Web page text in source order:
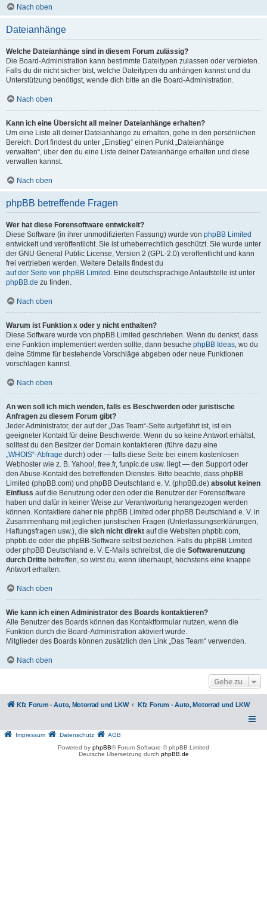
Nach oben
Dateianhänge
Welche Dateianhänge sind in diesem Forum zulässig?
Die Board-Administration kann bestimmte Dateitypen zulassen oder verbieten.
Falls du dir nicht sicher bist, welche Dateitypen du anhängen kannst und du
Unterstützung benötigst, wende dich bitte an die Board-Administration.
Nach oben
Kann ich eine Übersicht all meiner Dateianhänge erhalten?
Um eine Liste all deiner Dateianhänge zu erhalten, gehe in den persönlichen
Bereich. Dort findest du unter „Einstieg“ einen Punkt „Dateianhänge
verwalten“, über den du eine Liste deiner Dateianhänge erhalten und diese
verwalten kannst.
Nach oben
phpBB betreffende Fragen
Wer hat diese Forensoftware entwickelt?
Diese Software (in ihrer unmodifizierten Fassung) wurde von phpBB Limited
entwickelt und veröffentlicht. Sie ist urheberrechtlich geschützt. Sie wurde unter
der GNU General Public License, Version 2 (GPL-2.0) veröffentlicht und kann
frei vertrieben werden. Weitere Details findest du
auf der Seite von phpBB Limited . Eine deutschsprachige Anlaufstelle ist unter
phpBB.de zu finden.
Nach oben
Warum ist Funktion x oder y nicht enthalten?
Diese Software wurde von phpBB Limited geschrieben. Wenn du denkst, dass
eine Funktion implementiert werden sollte, dann besuche phpBB Ideas, wo du
deine Stimme für bestehende Vorschläge abgeben oder neue Funktionen
vorschlagen kannst.
Nach oben
An wen soll ich mich wenden, falls es Beschwerden oder juristische
Anfragen zu diesem Forum gibt?
Jeder Administrator, der auf der „Das Team“-Seite aufgeführt ist, ist ein
geeigneter Kontakt für deine Beschwerde. Wenn du so keine Antwort erhältst,
solltest du den Besitzer der Domain kontaktieren (führe dazu eine
„WHOIS“-Abfrage durch) oder — falls diese Seite bei einem kostenlosen
Webhoster wie z. B. Yahoo!, free.fr, funpic.de usw. liegt — den Support oder
den Abuse-Kontakt des betreffenden Dienstes. Bitte beachte, dass phpBB
Limited (phpBB.com) und phpBB Deutschland e. V. (phpBB.de) absolut keinen
Einfluss auf die Benutzung oder den oder die Benutzer der Forensoftware
haben und dafür in keiner Weise zur Verantwortung herangezogen werden
können. Kontaktiere daher nie phpBB Limited oder phpBB Deutschland e. V. in
Zusammenhang mit jeglichen juristischen Fragen (Unterlassungserklärungen,
Haftungsfragen usw.), die sich nicht direkt auf die Websiten phpbb.com,
phpbb.de oder die phpBB-Software selbst beziehen. Falls du phpBB Limited
oder phpBB Deutschland e. V. E-Mails schreibst, die die Softwarenutzung
durch Dritte betreffen, so wirst du, wenn überhaupt, höchstens eine knappe
Antwort erhalten.
Nach oben
Wie kann ich einen Administrator des Boards kontaktieren?
Alle Benutzer des Boards können das Kontaktformular nutzen, wenn die
Funktion durch die Board-Administration aktiviert wurde.
Mitglieder des Boards können zusätzlich den Link „Das Team“ verwenden.
Nach oben
Gehe zu
Kfz Forum - Auto, Motorrad und LKW Kfz Forum - Auto, Motorrad und LKW
Impressum Datenschutz
AGB
Powered by phpBB® Forum Software © phpBB Limited
Deutsche Übersetzung durch phpBB.de